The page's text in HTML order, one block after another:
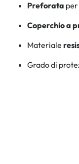
Preforata
Coperchio a
Materiale
Grado di